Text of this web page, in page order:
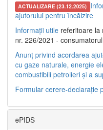
ACTUALIZARE (23.12.2025)
ajutorului pentru încălzire
Informații utile referitoare la
nr. 226/2021 -
Anunț privind acordarea
cu gaze naturale, energie
combustibili petrolieri și a
Formular cerere-declarație
ePIDS